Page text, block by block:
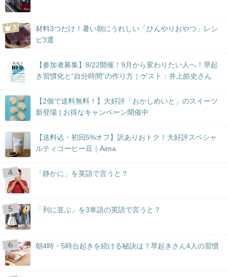
材料3つだけ！暑い朝にうれしい「ひんやりおやつ」レシ
ピ3選
【参加者募集】8/22開催！9月から変わりたい人へ！早起
き習慣化と“自分時間”の作り方｜ゲスト：井上皓史さん
【2個で送料無料！】大好評「おかしめいと」のスイーツ
新登場 | お得なキャンペーン開催中
【送料込・初回5%オフ】訳ありおトク！大好評スペシャ
ルティコーヒー豆｜Aima
「静かに」を英語で言うと？
「列に並ぶ」を3単語の英語で言うと？
朝4時・5時台起きを続ける秘訣は？早起きさん4人の習慣